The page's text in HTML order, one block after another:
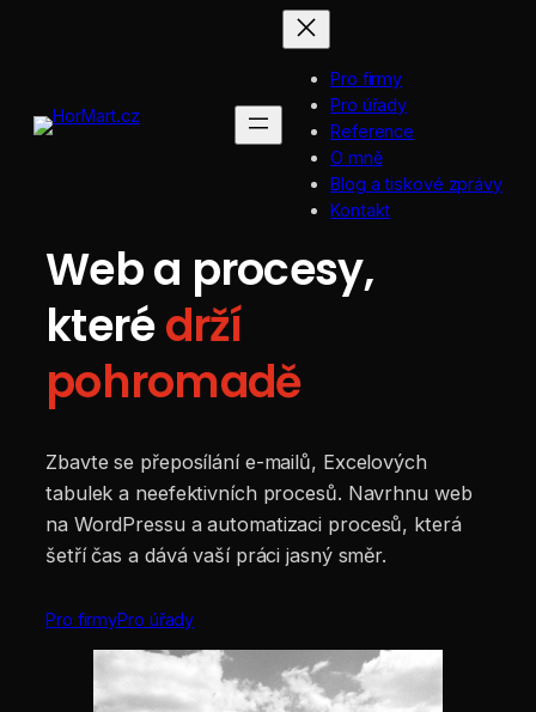
Pro firmy
Pro úřady
Reference
O mně
Blog a tiskové zprávy
Kontakt
Web a procesy,
kterédrží
pohromadě
Zbavte se přeposílání e-mailů, Excelových
tabulek a neefektivních procesů. Navrhnu web
na WordPressu a automatizaci procesů, která
šetří čas a dává vaší práci jasný směr.
Pro firmyPro úřady